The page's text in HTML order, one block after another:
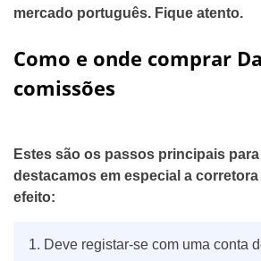
mercado português. Fique atento.
Como e onde comprar
comissões
Estes são os passos principais
destacamos em especial a
efeito:
Deve registar-se com uma conta